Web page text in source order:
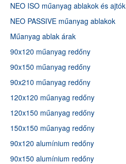
NEO ISO műanyag ablakok és ajtók
NEO PASSIVE műanyag ablakok
Műanyag ablak árak
90x120 műanyag redőny
90x150 műanyag redőny
90x210 műanyag redőny
120x120 műanyag redőny
120x150 műanyag redőny
150x150 műanyag redőny
90x120 alumínium redőny
90x150 alumínium redőny